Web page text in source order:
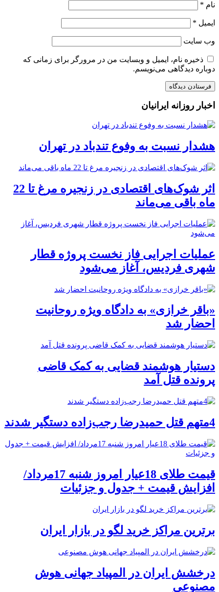
نام *
ایمیل *
وب‌ سایت
ذخیره نام، ایمیل و وبسایت من در مرورگر برای زمانی که
دوباره دیدگاهی می‌نویسم.
اخبار روزانه ایرانیان
هشدار نسبت به وفوع تندباد در تهران
اثر شوک‌های اقتصادی در زنجیره مرغ تا 22
ماه باقی می‌ماند
عملیات اجرایی فاز نخست پروژه قطار
شهری فردیس، آغاز می‌شود
«باقر خرازی» به دادگاه ویژه روحانیت
احضار شد
دستیار هوشمند قضایی به کمک قاضی
پرونده قتل آمد
4متهم قتل حمیدرضا رجب‌زاده دستگیر شدند
قیمت طلای 18عیار امروز شنبه 17مرداد/
افزایش قیمت + جدول و جزئیات
برترین مراکز خرید لگو در بازار ایران
درخشش ایران در المپیاد جهانی هوش
مصنوعی